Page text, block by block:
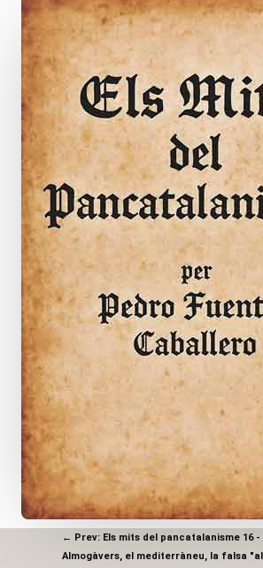
← Prev: Els mits del pancatalanisme 16 -
Almogàvers, el mediterràneu, la falsa